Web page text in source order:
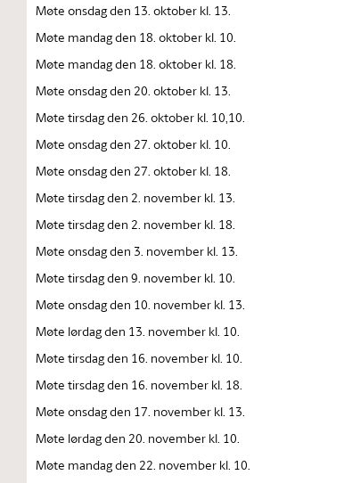
Møte onsdag den 13. oktober kl. 13.
Møte mandag den 18. oktober kl. 10.
Møte mandag den 18. oktober kl. 18.
Møte onsdag den 20. oktober kl. 13.
Møte tirsdag den 26. oktober kl. 10,10.
Møte onsdag den 27. oktober kl. 10.
Møte onsdag den 27. oktober kl. 18.
Møte tirsdag den 2. november kl. 13.
Møte tirsdag den 2. november kl. 18.
Møte onsdag den 3. november kl. 13.
Møte tirsdag den 9. november kl. 10.
Møte onsdag den 10. november kl. 13.
Møte lørdag den 13. november kl. 10.
Møte tirsdag den 16. november kl. 10.
Møte tirsdag den 16. november kl. 18.
Møte onsdag den 17. november kl. 13.
Møte lørdag den 20. november kl. 10.
Møte mandag den 22. november kl. 10.